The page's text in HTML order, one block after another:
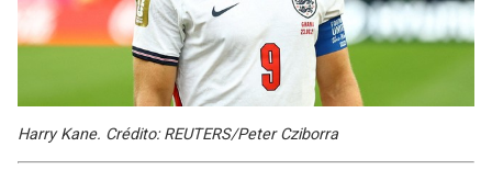
Harry Kane. Crédito: REUTERS/Peter Cziborra